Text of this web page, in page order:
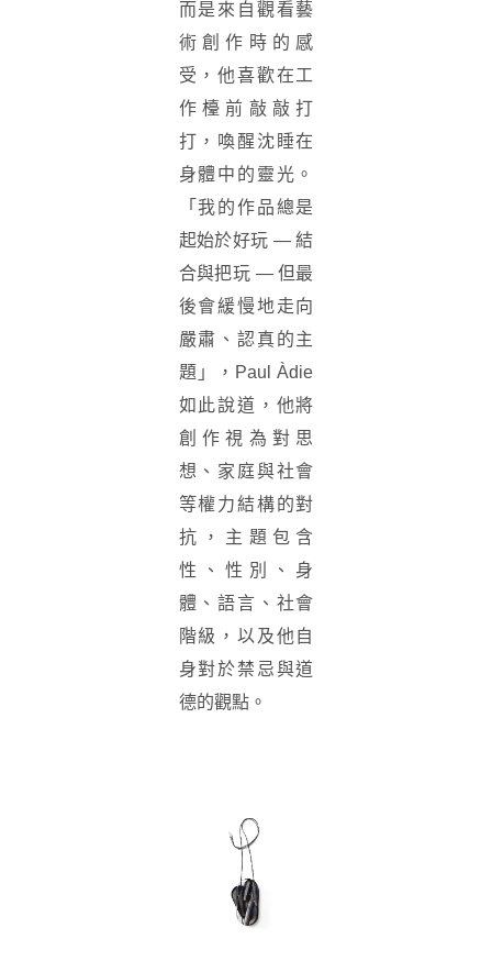
而是來自觀看藝
術創作時的感
受，他喜歡在工
作檯前敲敲打
打，喚醒沈睡在
身體中的靈光。
「我的作品總是
起始於好玩 — 結
合與把玩 — 但最
後會緩慢地走向
嚴肅、認真的主
題」，Paul Àdie
如此說道，他將
創作視為對思
想、家庭與社會
等權力結構的對
抗，主題包含
性、性別、身
體、語言、社會
階級，以及他自
身對於禁忌與道
德的觀點。